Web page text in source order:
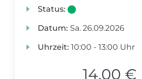
Status:
Datum: Sa. 26.09.2026
Uhrzeit: 10:00 - 13:00 Uhr
14,00 €